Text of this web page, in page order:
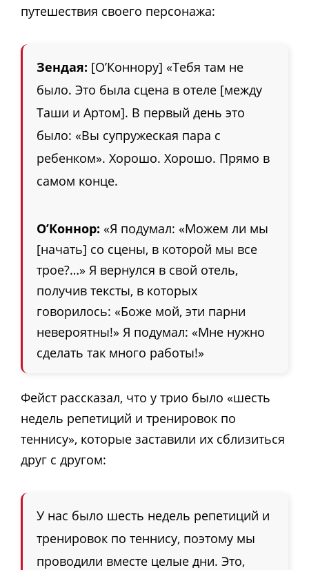
путешествия своего персонажа:
Зендая: [О’Коннору] «Тебя там не
было. Это была сцена в отеле [между
Таши и Артом]. В первый день это
было: «Вы супружеская пара с
ребенком». Хорошо. Хорошо. Прямо в
самом конце.
О’Коннор: «Я подумал: «Можем ли мы
[начать] со сцены, в которой мы все
трое?…» Я вернулся в свой отель,
получив тексты, в которых
говорилось: «Боже мой, эти парни
невероятны!» Я подумал: «Мне нужно
сделать так много работы!»
Фейст рассказал, что у трио было «шесть
недель репетиций и тренировок по
теннису», которые заставили их сблизиться
друг с другом:
У нас было шесть недель репетиций и
тренировок по теннису, поэтому мы
проводили вместе целые дни. Это,